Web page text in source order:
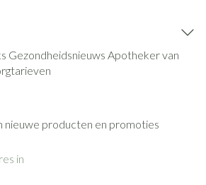
Gezondheidsnieuws Apotheker van
nieuwe producten en promoties